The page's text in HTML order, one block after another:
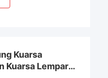
Kuarsa
Kuarsa Lempar